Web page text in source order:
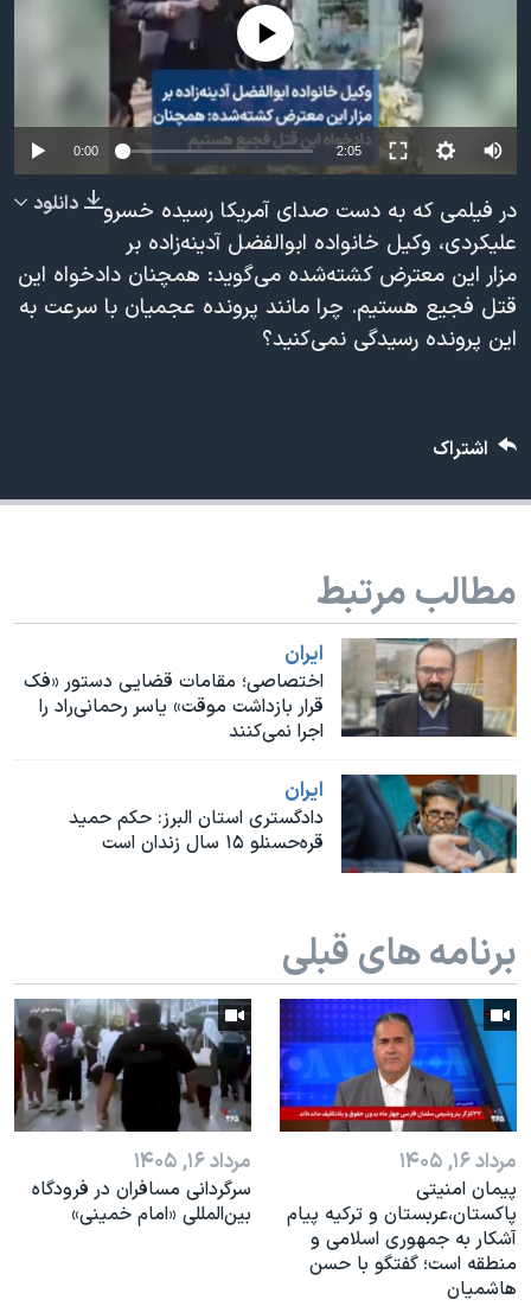
فرهنگ و زندگی
حقوق شهروندی
علم و فناوری
گالری عکس
آرشیو پخش زنده
انتخابات ریاست جمهوری آمریکا ۲۰۲۴
حمله جمهوری اسلامی به اسرائیل
رمز مهسا
اعتراضات زن، زندگی، آزادی
مجموعه مستندهای دادخواهی
تریبونال مردمی آبان ۹۸
قانون شفافیت دارائی کادر رهبری ایران
نرگس محمدی برنده جایزه نوبل صلح
همایش محافظه‌کاران آمریکا «سی‌پک»
صفحه‌های ویژه
سفر پرزیدنت ترامپ به چین
زبانهای مختلف
No media source currently available
0:00 2:05
دانلود
در فیلمی که به دست صدای آمریکا رسیده خسرو
علیکردی، وکیل خانواده ابوالفضل آدینه‌زاده بر
مزار این معترض کشته‌شده می‌گوید: همچنان دادخواه این
قتل فجیع هستیم. چرا مانند پرونده عجمیان با سرعت به
این پرونده رسیدگی نمی‌کنید؟
اشتراک
مطالب مرتبط
ايران
اختصاصی؛ مقامات قضایی دستور «فک
قرار بازداشت موقت» یاسر رحمانی‌راد را
اجرا نمی‌کنند
ايران
دادگستری استان البرز: حکم حمید
قره‌حسنلو ۱۵ سال زندان است
برنامه های قبلی
مرداد ۱۶, ۱۴۰۵
پیمان امنیتی
پاکستان،عربستان و ترکیه پیام
آشکار به جمهوری اسلامی و
منطقه است؛ گفتگو با حسن
هاشمیان
مرداد ۱۶, ۱۴۰۵
سرگردانی مسافران در فرودگاه
بین‌المللی «امام خمینی»